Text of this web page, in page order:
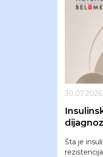
30.07.2026.
Šta je